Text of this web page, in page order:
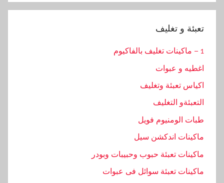
تعبئة و تغليف
1 – ماكينات تغليف بالفاكيوم
اغطيه و عبوات
اكياس تعبئة وتغليف
التعبئةو التغليف
طبات الومنيوم فويل
ماكينات اندكشن سيل
ماكينات تعبئة حبوب وحبيبات وبودر
ماكينات تعبئة سوائل فى عبوات